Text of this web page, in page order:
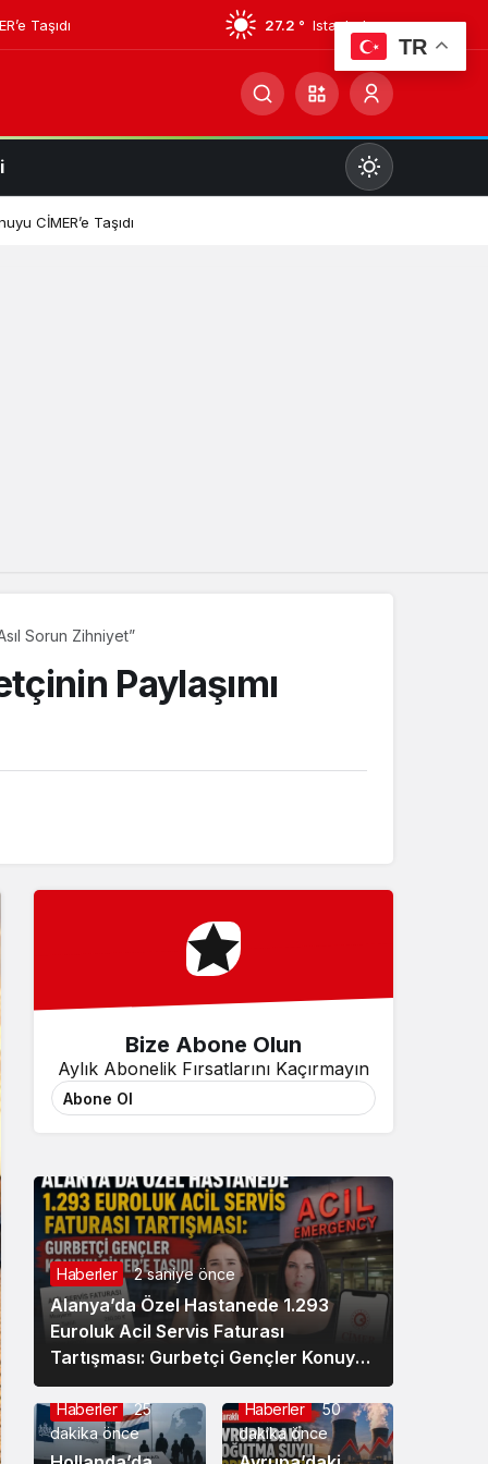
Taşıdı 27.2 ° Istanbul
Mod
değiştir
CİMER’e Taşıdı
Sorun Zihniyet”
Paylaşımı
Bize Abone Olun
Aylık Abonelik Fırsatlarını Kaçırmayın
Abone Ol
Haberler 2 saniye önce
Alanya’da Özel Hastanede 1.293
Euroluk Acil Servis Faturası
Tartışması: Gurbetçi Gençler Konuyu
CİMER’e Taşıdı
Haberler
25
dakika önce
Haberler
50
dakika önce
TR